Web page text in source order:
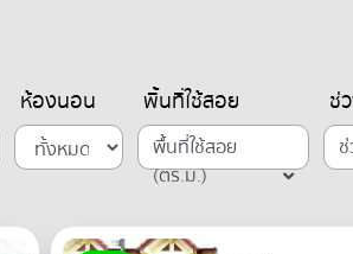
ห้องนอน พื้นที่ใช้สอย
พื้นที่ใช้สอย
(ตร.ม.)
ช่